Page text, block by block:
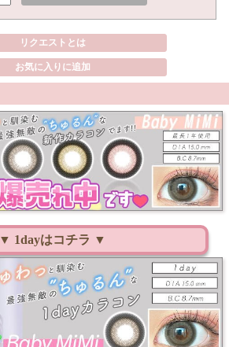
リクエストとは
お気に入りに追加
▼ 1dayはコチラ ▼